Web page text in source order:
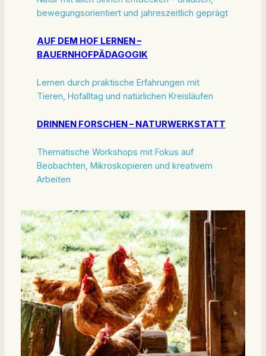
bewegungsorientiert und jahreszeitlich geprägt
AUF DEM HOF LERNEN –
BAUERNHOFPÄDAGOGIK
Lernen durch praktische Erfahrungen mit
Tieren, Hofalltag und natürlichen Kreisläufen
DRINNEN FORSCHEN – NATURWERKSTATT
Thematische Workshops mit Fokus auf
Beobachten, Mikroskopieren und kreativem
Arbeiten